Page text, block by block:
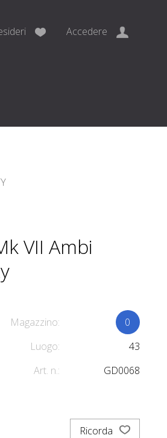
Accedere
VII Ambi
Magazzino:
0
Luogo:
43
Art. n.:
GD0068
Ricorda